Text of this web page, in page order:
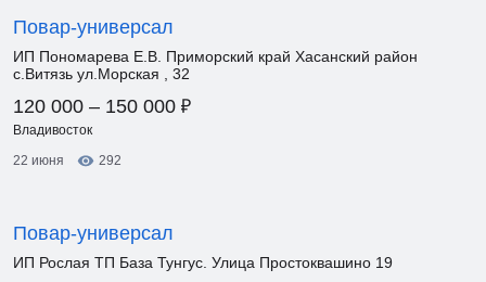
Повар-универсал
ИП Пономарева Е.В. Приморский край Хасанский район
с.Витязь ул.Морская , 32
120 000 – 150 000 ₽
Владивосток
22 июня
292
Повар-универсал
ИП Рослая ТП База Тунгус. Улица Простоквашино 19